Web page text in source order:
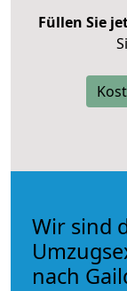
Füllen Sie
Wir sind
nach